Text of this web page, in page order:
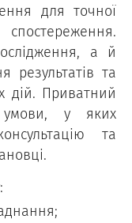
для точної
а й
результатів та
дій. Приватний
у яких
та